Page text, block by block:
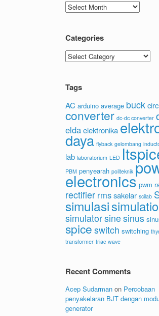
Archives
Categories
Categories
Tags
AC arduino average buck
converter dc-dc converter
elda elektronika
daya flyback gelombang
lab laboratorium LED
PBM penyearah politeknik
electronics pwm
rectifier rms sakelar scilab
simulasi
simulatorsine sinus
spice switch switching
transformer triac wave
Recent Comments
Acep Sudarman on Percobaan
penyakelaran BJT dengan
generator